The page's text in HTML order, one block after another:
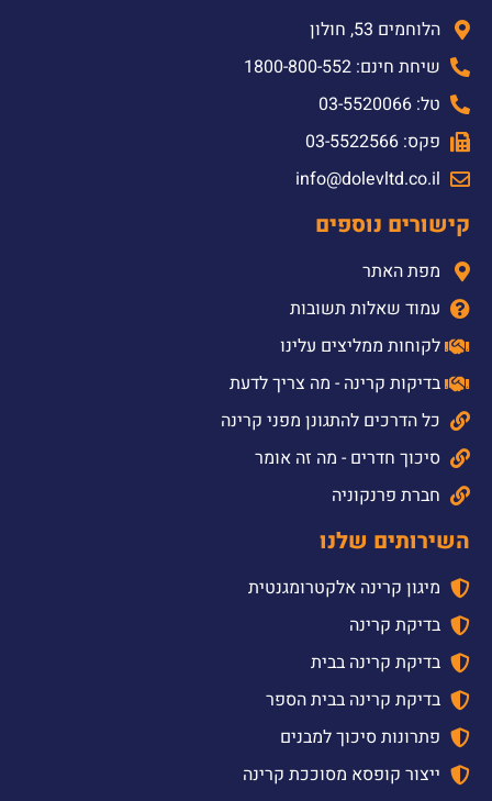
הלוחמים 53, חולון
שיחת חינם: 1800-800-552
טל: 03-5520066
פקס: 03-5522566
info@dolevltd.co.il
קישורים נוספים
מפת האתר
עמוד שאלות תשובות
לקוחות ממליצים עלינו
בדיקות קרינה - מה צריך לדעת
כל הדרכים להתגונן מפני קרינה
סיכוך חדרים - מה זה אומר
חברת פרנקוניה
השירותים שלנו
מיגון קרינה אלקטרומגנטית
בדיקת קרינה
בדיקת קרינה בבית
בדיקת קרינה בבית הספר
פתרונות סיכוך למבנים
ייצור קופסא מסוככת קרינה